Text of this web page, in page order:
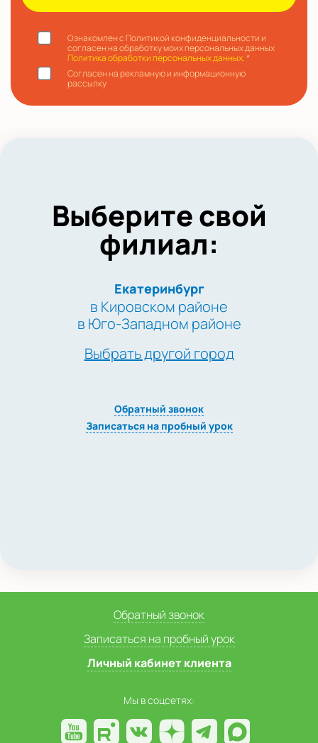
Ознакомлен с Политикой конфиденциальности и
согласен на обработку моих персональных данных
Политика обработки персональных данных.*
Согласен на рекламную и информационную
рассылку
Выберите свой
филиал:
Екатеринбург
в Кировском районе
в Юго-Западном районе
Выбрать другой город
Обратный звонок
Записаться на пробный урок
Обратный звонок
Записаться на пробный урок
Личный кабинет клиента
Мы в соцсетях: